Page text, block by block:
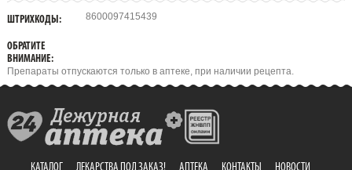
ШТРИХКОДЫ: 8600097415439
ОБРАТИТЕ
ВНИМАНИЕ:
Препараты отпускаются только в аптеке, при наличии рецепта.